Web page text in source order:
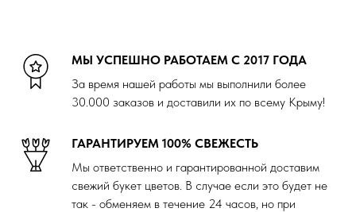
МЫ УСПЕШНО РАБОТАЕМ С 2017 ГОДА
За время нашей работы мы выполнили более
30.000 заказов и доставили их по всему Крыму!
ГАРАНТИРУЕМ 100% СВЕЖЕСТЬ
Мы ответственно и гарантированной доставим
свежий букет цветов. В случае если это будет не
так - обменяем в течение 24 часов, но при